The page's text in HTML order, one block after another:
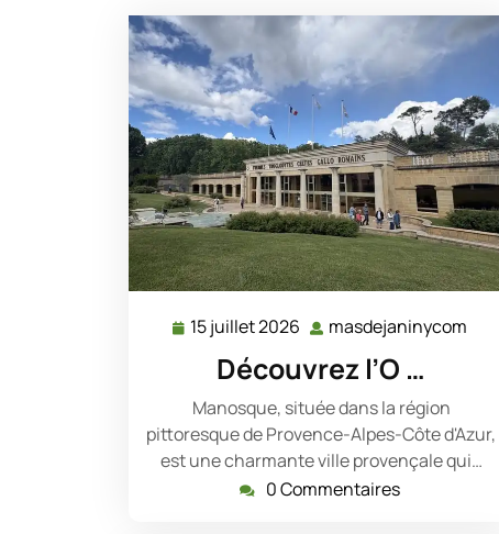
15 juillet 2026 15
2026
masdejaninycom
Découvrez l’O …
Manosque, située dans la région
pittoresque de Provence-Alpes-Côte d'Azur,
est une charmante ville provençale qui…
0 Commentaires